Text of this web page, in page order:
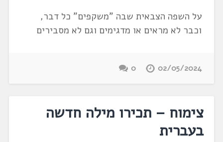
על השפה הצבאית שבה "משקפים" כל דבר,
וכבר לא מראים או מדגימים וגם לא מסבירים
02/05/2024
0
צימוח – תכירו מילה חדשה
בעברית